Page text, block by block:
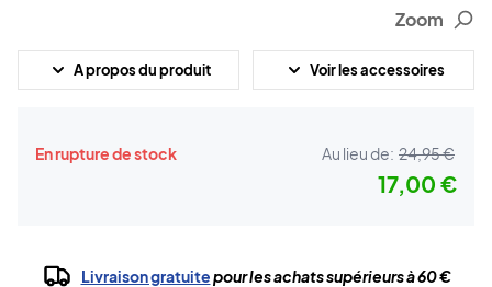
Zoom
A propos du produit Voir les accessoires
En rupture de stock Au lieu de: 24,95 €
17,00 €
Livraison gratuitepour les achats supérieurs à 60 €